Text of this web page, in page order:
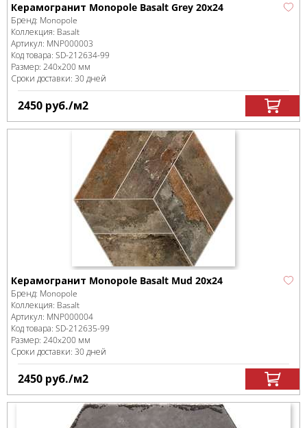
Керамогранит Monopole Basalt Grey 20х24
Бренд: Monopole
Коллекция: Basalt
Артикул: MNP000003
Код товара: SD-212634-99
Размер: 240x200 мм
Сроки доставки: 30 дней
2450 руб./м2
Керамогранит Monopole Basalt Mud 20х24
Бренд: Monopole
Коллекция: Basalt
Артикул: MNP000004
Код товара: SD-212635-99
Размер: 240x200 мм
Сроки доставки: 30 дней
2450 руб./м2